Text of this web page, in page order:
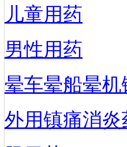
儿童用药
男性用药
晕车晕船晕机
外用镇痛消炎